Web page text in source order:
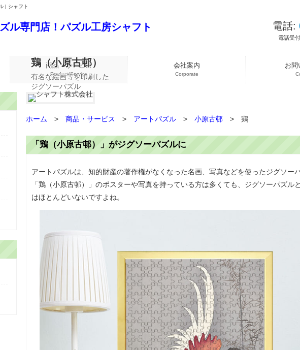
| シャフト
電話:
電話受
商品・サービス
Product/Service
会社案内
Corporate
お問
鶏（小原古邨）
有名な絵画等を印刷した
ジグソーパズル
ホーム > 商品・サービス > アートパズル > 小原古邨 > 鶏
「鶏（小原古邨）」がジグソーパズルに
アートパズルは、知的財産の著作権がなくなった名画、写真などを使ったジグソー
「鶏（小原古邨）」のポスターや写真を持っている方は多くても、ジグソーパズル
はほとんどいないですよね。